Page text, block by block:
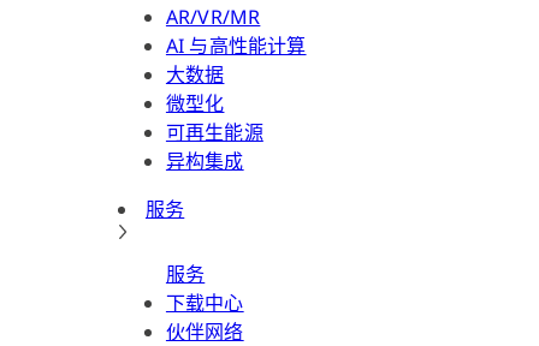
AR/VR/MR
AI 与高性能计算
大数据
微型化
可再生能源
异构集成
服务
服务
下载中心
伙伴网络